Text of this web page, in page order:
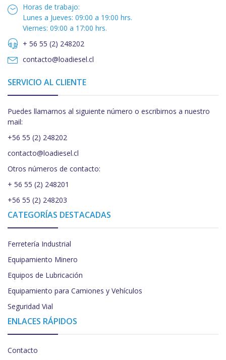
Horas de trabajo:
Lunes a Jueves: 09:00 a 19:00 hrs.
Viernes: 09:00 a 17:00 hrs.
+ 56 55 (2) 248202
contacto@loadiesel.cl
SERVICIO AL CLIENTE
Puedes llamarnos al siguiente número o escribirnos a nuestro
mail:
+56 55 (2) 248202
contacto@loadiesel.cl
Otros números de contacto:
+ 56 55 (2) 248201
+56 55 (2) 248203
CATEGORÍAS DESTACADAS
Ferretería Industrial
Equipamiento Minero
Equipos de Lubricación
Equipamiento para Camiones y Vehículos
Seguridad Vial
ENLACES RÁPIDOS
Contacto